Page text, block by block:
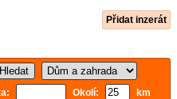
Přidat inzerát
Okolí:
km